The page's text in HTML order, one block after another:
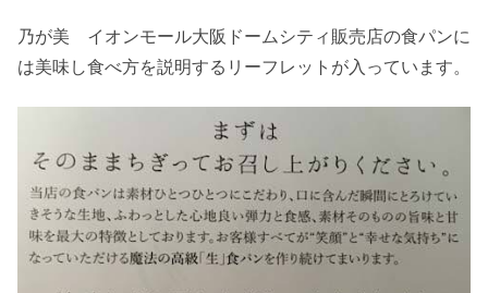
乃が美 イオンモール大阪ドームシティ販売店の食パンに
は美味し食べ方を説明するリーフレットが入っています。